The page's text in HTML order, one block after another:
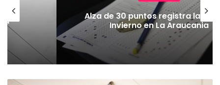
Alza de 30 puntos registra la
Invierno en La Araucania